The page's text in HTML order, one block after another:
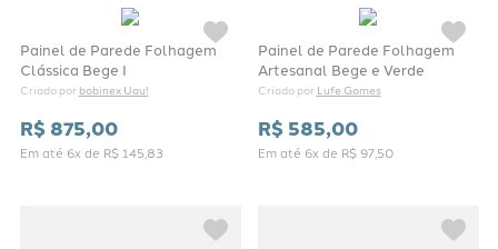
Painel de Parede Folhagem
Clássica Bege I
Criado por bobinex Uau!
R$ 875,00
Em até 6x de R$ 145 83
Painel de Parede Folhagem
Artesanal Bege e Verde
Criado por Lufe Gomes
R$ 585,00
Em até 6x de R$ 97,50